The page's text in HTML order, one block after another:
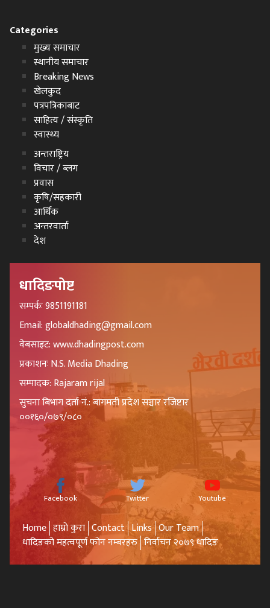
Categories
मुख्य समाचार
स्थानीय समाचार
Breaking News
खेलकुद
पत्रपत्रिकाबाट
साहित्य / संस्कृति
स्वास्थ्य
अन्तराष्ट्रिय
विचार / ब्लग
प्रवास
कृषि/सहकारी
आर्थिक
अन्तरवार्ता
देश
धादिङपोष्ट
सम्पर्कः 9851191181
Email: globaldhading@gmail.com
वेबसाइट: www.dhadingpost.com
प्रकाशनः N.S. Media Dhading
सम्पादक: Rajaram rijal
सुचना बिभाग दर्ता नं.: बागमती प्रदेश सञ्चार रजिष्टार
००१६०/०७९/०८०
Facebook Twitter Youtube
Home हाम्रो कुरा Contact Links Our Team
धादिङको महत्वपूर्ण फोन नम्बरहरु निर्वाचन २०७९ धादिङ